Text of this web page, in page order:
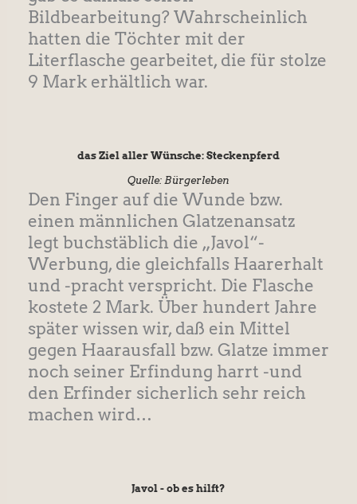
Bildbearbeitung? Wahrscheinlich
hatten die Töchter mit der
Literflasche gearbeitet, die für stolze
9 Mark erhältlich war.
das Ziel aller Wünsche: Steckenpferd
Quelle: Bürgerleben
Den Finger auf die Wunde bzw.
einen männlichen Glatzenansatz
legt buchstäblich die „Javol“-
Werbung, die gleichfalls Haarerhalt
und -pracht verspricht. Die Flasche
kostete 2 Mark. Über hundert Jahre
später wissen wir, daß ein Mittel
gegen Haarausfall bzw. Glatze immer
noch seiner Erfindung harrt -und
den Erfinder sicherlich sehr reich
machen wird…
Javol - ob es hilft?